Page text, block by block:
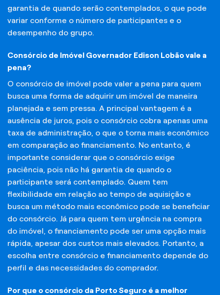
garantia de quando serão contemplados, o que pode
variar conforme o número de participantes e o
desempenho do grupo.
Consórcio de Imóvel Governador Edison Lobão vale a
pena?
O consórcio de imóvel pode valer a pena para quem
busca uma forma de adquirir um imóvel de maneira
planejada e sem pressa. A principal vantagem é a
ausência de juros, pois o consórcio cobra apenas uma
taxa de administração, o que o torna mais econômico
em comparação ao financiamento. No entanto, é
importante considerar que o consórcio exige
paciência, pois não há garantia de quando o
participante será contemplado. Quem tem
flexibilidade em relação ao tempo de aquisição e
busca um método mais econômico pode se beneficiar
do consórcio. Já para quem tem urgência na compra
do imóvel, o financiamento pode ser uma opção mais
rápida, apesar dos custos mais elevados. Portanto, a
escolha entre consórcio e financiamento depende do
perfil e das necessidades do comprador.
Por que o consórcio da Porto Seguro é a melhor